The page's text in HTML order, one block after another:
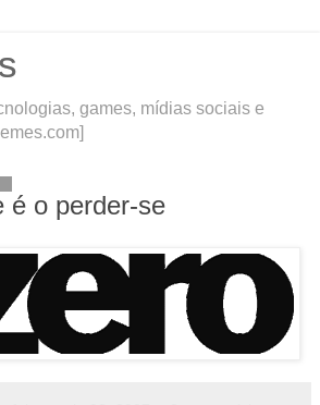
games, mídias sociais e
é o perder-se